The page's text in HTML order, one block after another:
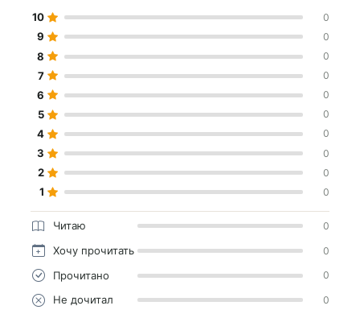
10 0
9 0
8 0
7 0
6 0
5 0
4 0
3 0
2 0
1 0
Читаю 0
Хочу прочитать 0
Прочитано 0
Не дочитал 0